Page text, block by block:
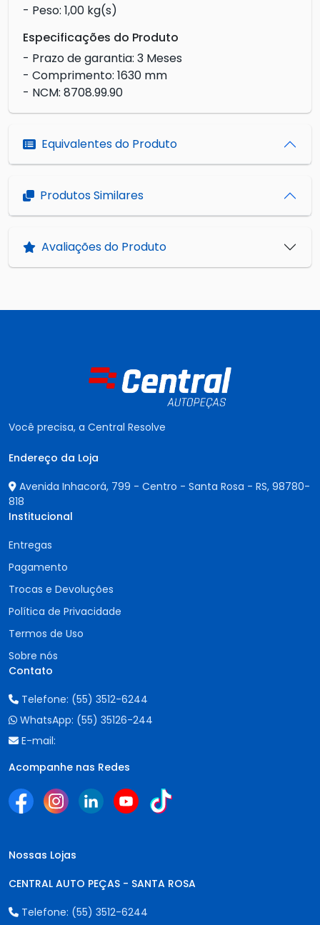
- Peso: 1,00 kg(s)
Especificações do Produto
- Prazo de garantia: 3 Meses
- Comprimento: 1630 mm
- NCM: 8708.99.90
Equivalentes do Produto
Produtos Similares
Avaliações do Produto
Você precisa, a Central Resolve
Endereço da Loja
Avenida Inhacorá, 799 - Centro - Santa Rosa - RS, 98780-
818
Institucional
Entregas
Pagamento
Trocas e Devoluções
Política de Privacidade
Termos de Uso
Sobre nós
Contato
Telefone: (55) 3512-6244
WhatsApp: (55) 35126-244
E-mail:
Acompanhe nas Redes
Nossas Lojas
CENTRAL AUTO PEÇAS - SANTA ROSA
Telefone: (55) 3512-6244